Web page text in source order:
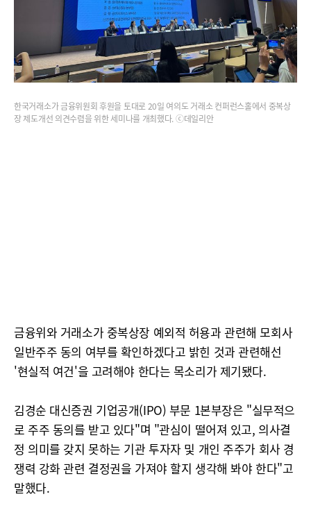
한국거래소가 금융위원회 후원을 토대로 20일 여의도 거래소 컨퍼런스홀에서 중복상
장 제도개선 의견수렴을 위한 세미나를 개최했다. ⓒ데일리안
금융위와 거래소가 중복상장 예외적 허용과 관련해 모회사
일반주주 동의 여부를 확인하겠다고 밝힌 것과 관련해선
'현실적 여건'을 고려해야 한다는 목소리가 제기됐다.
김경순 대신증권 기업공개(IPO) 부문 1본부장은 "실무적으
로 주주 동의를 받고 있다"며 "관심이 떨어져 있고, 의사결
정 의미를 갖지 못하는 기관 투자자 및 개인 주주가 회사 경
쟁력 강화 관련 결정권을 가져야 할지 생각해 봐야 한다"고
말했다.